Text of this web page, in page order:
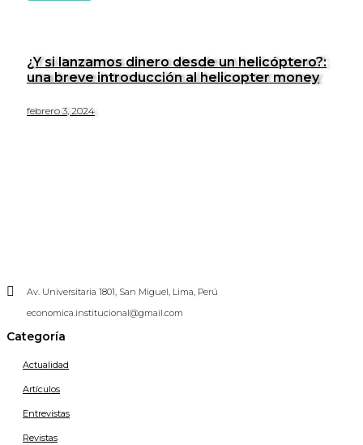
¿Y si lanzamos dinero desde un helicóptero?:
una breve introducción al helicopter money
febrero 3, 2024
Av. Universitaria 1801, San Miguel, Lima, Perú
economica.institucional@gmail.com
Categoría
Actualidad
Artículos
Entrevistas
Revistas